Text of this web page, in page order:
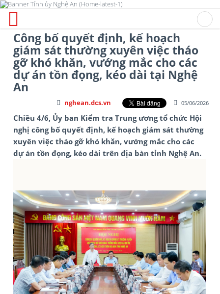
Công bố quyết định, kế hoạch
giám sát thường xuyên việc tháo
gỡ khó khăn, vướng mắc cho các
dự án tồn đọng, kéo dài tại Nghệ
An
05/06/2026
nghean.dcs.vn
Chiều 4/6, Ủy ban Kiểm tra Trung ương tổ chức Hội
nghị công bố quyết định, kế hoạch giám sát thường
xuyên việc tháo gỡ khó khăn, vướng mắc cho các
dự án tồn đọng, kéo dài trên địa bàn tỉnh Nghệ An.